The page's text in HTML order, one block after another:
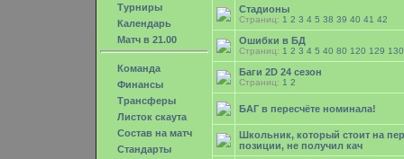
Турниры
Календарь
Матч в 21.00
Команда
Финансы
Трансферы
Листок скаута
Состав на матч
Стандарты
Стадионы
Страниц: 1 2 3 4 5 38 39 40 41 42
Ошибки в БД
Страниц: 1 2 3 4 5 40 80 120 129 130
Баги 2D 24 сезон
Страниц: 1 2
БАГ в пересчёте номинала!
Школьник, который стоит на
позиции, не получил кач